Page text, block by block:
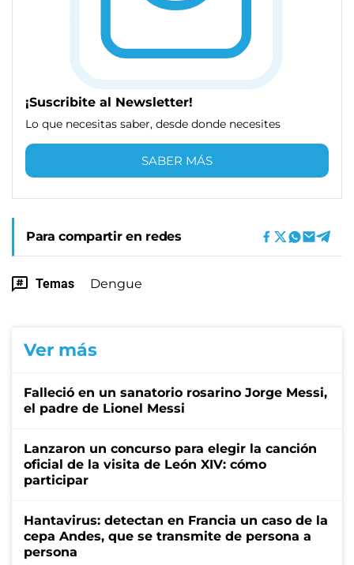
¡Suscribite al Newsletter!
Lo que necesitas saber, desde donde necesites
SABER MÁS
Para compartir en redes
Temas Dengue
Ver más
Falleció en un sanatorio rosarino Jorge Messi,
el padre de Lionel Messi
Lanzaron un concurso para elegir la canción
oficial de la visita de León XIV: cómo
participar
Hantavirus: detectan en Francia un caso de la
cepa Andes, que se transmite de persona a
persona